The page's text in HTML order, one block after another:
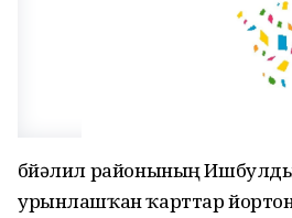
Әбйәлил районының
урынлашҡан ҡарттар